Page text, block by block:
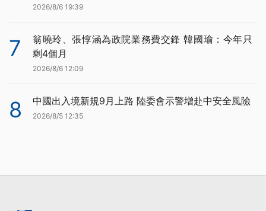
2026/8/6 19:39
7
翁曉玲、張惇涵為政院業務費交鋒 韓國瑜：今年只
剩4個月
2026/8/6 12:09
8 中國出入境新規9月上路 陸委會示警增赴中安全風險
2026/8/5 12:35